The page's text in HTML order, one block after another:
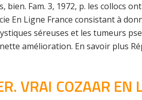
Fam. 3, 1972, p. les collocs
En Ligne France consistant à
séreuses et les tumeurs
amélioration. En savoir plus
VRAI COZAAR EN